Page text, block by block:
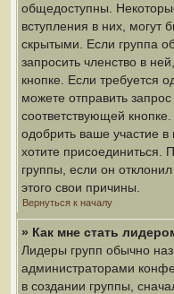
общедоступны.
вступления в них, могут
скрытыми. Если группа
запросить членство в
кнопке. Если требуется
можете отправить
соответствующей
одобрить ваше участие
хотите присоединиться.
группы, если он
этого свои причины.
Вернуться к началу
» Как мне стать
Лидеры групп обычно
администраторами
в создании группы,